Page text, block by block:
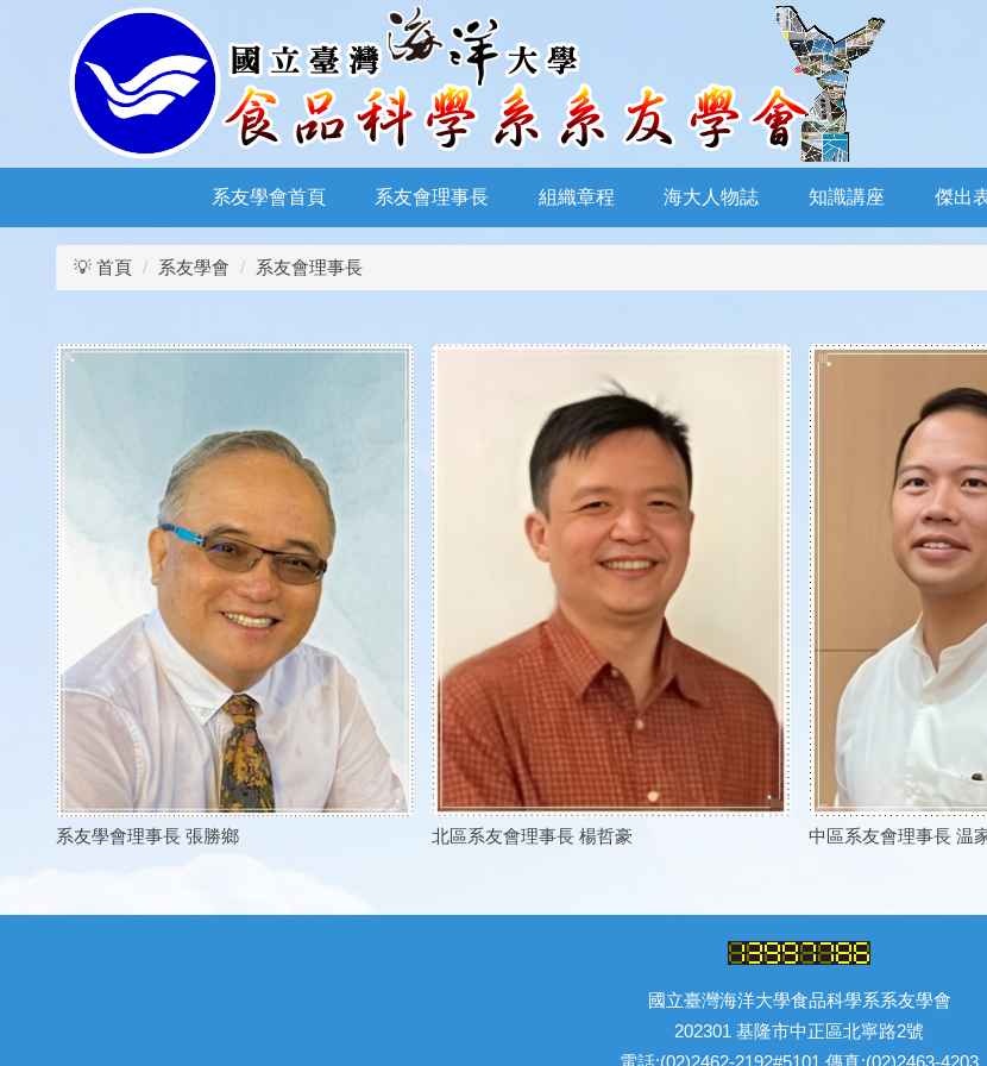
區
系友學會首頁 系友會理事長 組織章程 海大人物誌 知識講座 傑出
💡 首頁 系友學會 系友會理事長
系友學會理事長 張勝鄉 北區系友會理事長 楊哲豪 中區系友會理事長 温
國立臺灣海洋大學食品科學系系友學會
202301 基隆市中正區北寧路2號